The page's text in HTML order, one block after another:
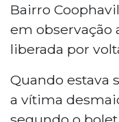
Bairro
em observação
liberada por
Quando estava
a vítima